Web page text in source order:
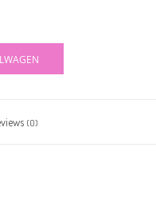
(0)